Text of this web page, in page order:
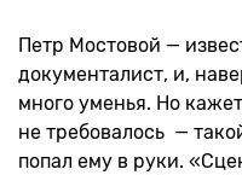
Петр Мостовой —
документалист, и,
много уменья. Но
не требовалось —
попал ему в руки.